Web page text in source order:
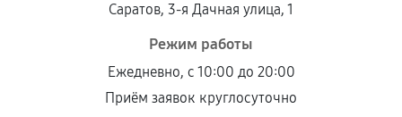
Саратов, 3-я Дачная улица, 1
Режим работы
Ежедневно, с 10:00 до 20:00
Приём заявок круглосуточно